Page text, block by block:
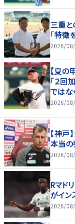
三重
「特徴
2026/
【夏の
「２回
ではな
2026/
【神戸
本当の
2026/
Rマド
がイン
2026/